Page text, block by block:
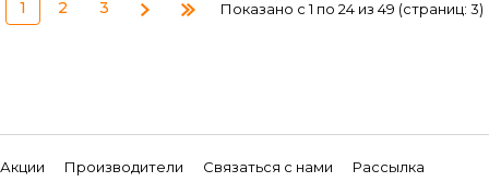
1 2 3 Показано с 1 по 24 из 49 (страниц: 3)
Акции Производители Связаться с нами
Рассылка